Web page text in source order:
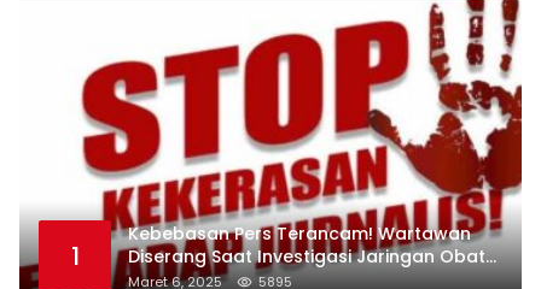
1
Kebebasan Pers Terancam! Wartawan
Diserang Saat Investigasi Jaringan Obat
Terlarang
Maret 6, 2025 5895